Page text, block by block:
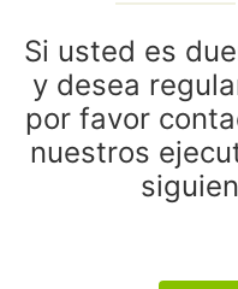
Si usted es
y desea
por favor
nuestros